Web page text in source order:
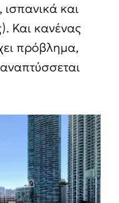
και
Και κανένας
πρόβλημα,